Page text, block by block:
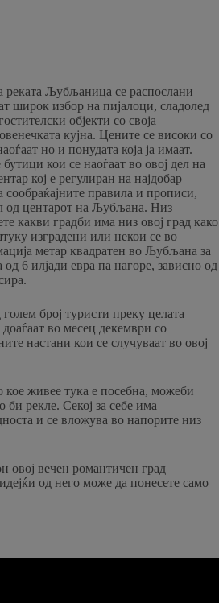
реката Љубљаница се распослани
широк избор на пијалоци, сладолед
објекти со своја
кујна. Цените се високи со
но и понудата која ја имаат.
кои се наоѓаат во овој дел на
кој е регулиран на најдобар
правила и прописи,
од центарот на Љубљана. Низ
какви градби има низ овој град како
изградени или некои се во
метар квадратен во Љубљана за
6 илјади евра па нагоре, зависно од
број туристи преку целата
во месец декември со
настани кои се случуваат во овој
кое живее тука е посебна, можеби
рекле. Секој за себе има
и се вложува во напорите низ
овој вечен романтичен град
од него може да понесете само